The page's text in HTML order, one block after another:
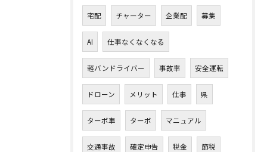
宅配 チャーター 企業配 募集
AI 仕事なくなくなる
軽バンドライバー 事故率 安全運転
ドローン メリット 仕事 県
ターボ車 ターボ マニュアル
交通事故 確定申告 税金 節税